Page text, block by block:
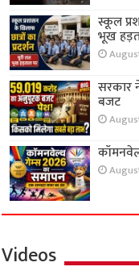
स्कूल
भूख
सरकार
बजट
Videos